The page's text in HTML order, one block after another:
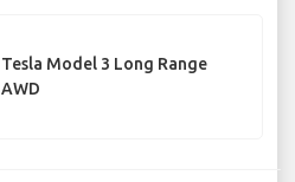
Tesla Model 3 Long Range
AWD